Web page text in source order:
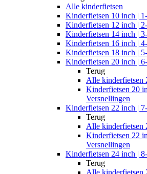
Alle kinderfietsen
Kinderfietsen 10 inch |
Kinderfietsen 12 inch |
Kinderfietsen 14 inch |
Kinderfietsen 16 inch |
Kinderfietsen 18 inch |
Kinderfietsen 20 inch |
Terug
Alle kinderfietsen
Kinderfietsen 20
Versnellingen
Kinderfietsen 22 inch |
Terug
Alle kinderfietsen
Kinderfietsen 22
Versnellingen
Kinderfietsen 24 inch |
Terug
Alle kinderfietsen